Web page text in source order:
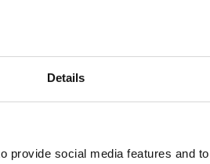
Details
provide social media features and
Vzdálenost
Vzdálenost